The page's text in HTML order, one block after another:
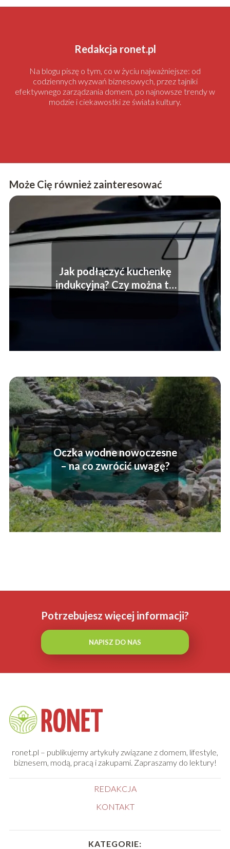
Redakcja ronet.pl
Na blogu piszę o tym, co w życiu najważniejsze: od
codziennych wyzwań biznesowych, przez tajniki
efektywnego zarządzania domem, po najnowsze trendy w
modzie i ciekawostki ze świata kultury.
Może Cię również zainteresować
Jak podłączyć kuchenkę
indukcyjną? Czy można to
zrobić samodzielnie?
Oczka wodne nowoczesne
– na co zwrócić uwagę?
Potrzebujesz więcej informacji?
NAPISZ DO NAS
ronet.pl – publikujemy artykuły związane z domem, lifestyle,
biznesem, modą, pracą i zakupami. Zapraszamy do lektury!
REDAKCJA
KONTAKT
KATEGORIE: